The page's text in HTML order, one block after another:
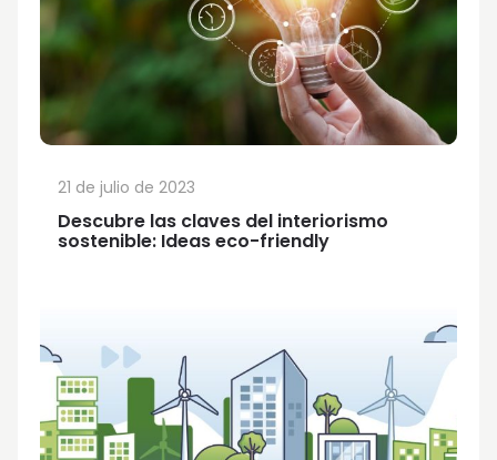
Descubre las claves del interiorismo
sostenible: Ideas eco-friendly
21 de julio de 2023